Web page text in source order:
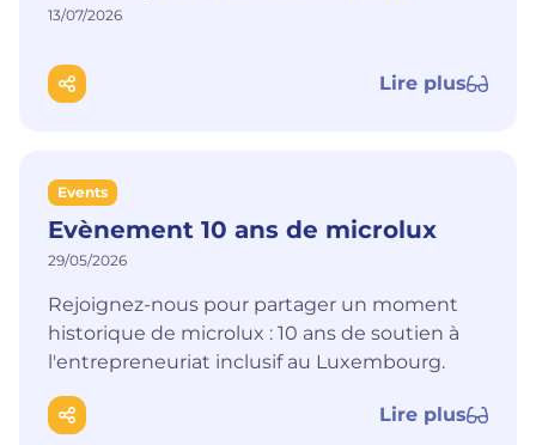
13/07/2026
Lire plus
Events
Evènement 10 ans de microlux
29/05/2026
Rejoignez-nous pour partager un moment
historique de microlux : 10 ans de soutien à
l'entrepreneuriat inclusif au Luxembourg.
Lire plus